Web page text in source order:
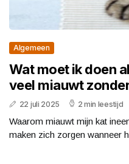
Algemeen
Wat moet ik doen
veel miauwt
22 juli 2025 2 min leestijd
Waarom miauwt mijn kat
maken zich zorgen wanneer